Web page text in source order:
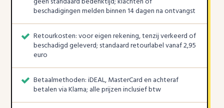
beschadigingen melden binnen 14 dagen na ontvangst
Retourkosten: voor eigen rekening, tenzij verkeerd of
beschadigd geleverd; standaard retourlabel vanaf 2,95
euro
Betaalmethoden: iDEAL, MasterCard en achteraf
betalen via Klarna; alle prijzen inclusief btw